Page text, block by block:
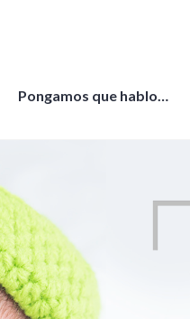
Pongamos que hablo…